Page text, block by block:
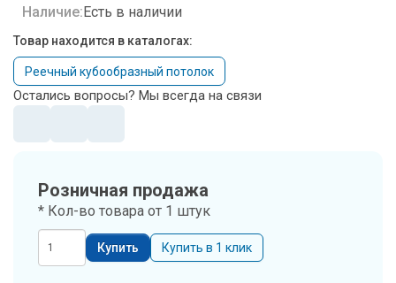
Кубообразный
реечный
Черный
матовый
3000х40/45
Наличие:Есть в наличии
Товар находится в каталогах:
Реечный кубообразный потолок
Остались вопросы? Мы всегда на связи
Розничная продажа
* Кол-во товара от 1 штук
Купить Купить в 1 клик